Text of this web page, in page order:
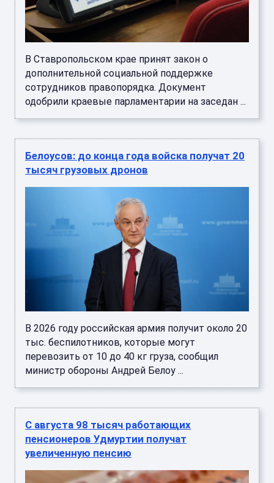
В Ставропольском крае принят закон о
дополнительной социальной поддержке
сотрудников правопорядка. Документ
одобрили краевые парламентарии на заседан ...
Белоусов: до конца года войска получат 20
тысяч грузовых дронов
В 2026 году российская армия получит около 20
тыс. беспилотников, которые могут
перевозить от 10 до 40 кг груза, сообщил
министр обороны Андрей Белоу ...
С августа 98 тысяч работающих
пенсионеров Удмуртии получат
увеличенную пенсию